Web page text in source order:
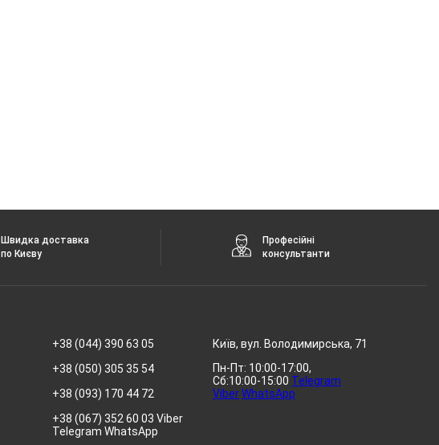
Швидка доставка
по Києву
Професійні
консультанти
+38 (044) 390 63 05
+38 (050) 305 35 54
+38 (093) 170 44 72
+38 (067) 352 60 03 Viber
Telegram WhatsApp
Київ, вул. Володимирська, 71
Пн-Пт: 10:00-17:00,
Сб:10:00-15:00 Telegram
ViberWhatsApp